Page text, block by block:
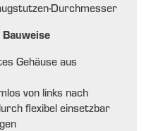
Durchmesser
Gehäuse aus
von links nach
flexibel einsetzbar